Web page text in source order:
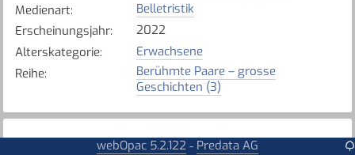
Medienart:
Belletristik
Erscheinungsjahr:
2022
Alterskategorie:
Erwachsene
Reihe:
Berühmte Paare – grosse
Geschichten (3)
webOpac 5.2.122 - Predata AG